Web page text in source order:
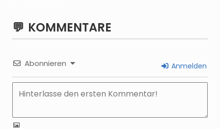
KOMMENTARE
Abonnieren Anmelden